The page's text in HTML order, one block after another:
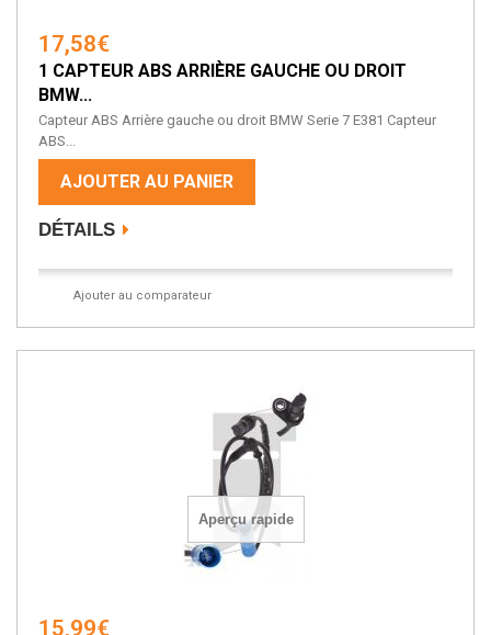
17,58€
1 CAPTEUR ABS ARRIÈRE GAUCHE OU DROIT
BMW...
Capteur ABS Arrière gauche ou droit BMW Serie 7 E381 Capteur
ABS...
AJOUTER AU PANIER
DÉTAILS
Ajouter au comparateur
Aperçu rapide
15,99€